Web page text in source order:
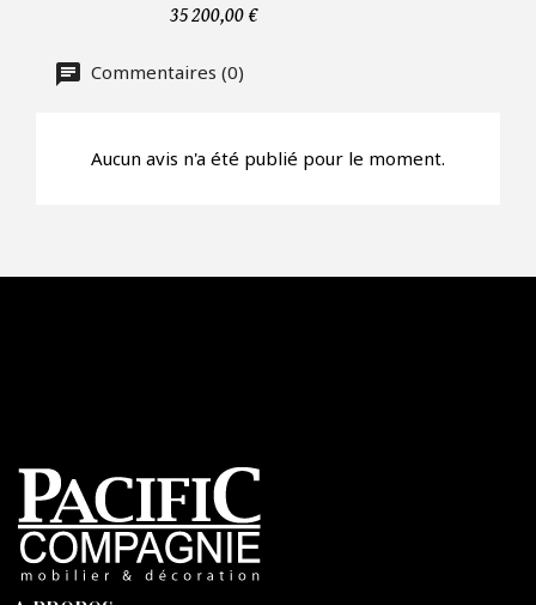
35 200,00 €
Commentaires (0)
Aucun avis n'a été publié pour le moment.